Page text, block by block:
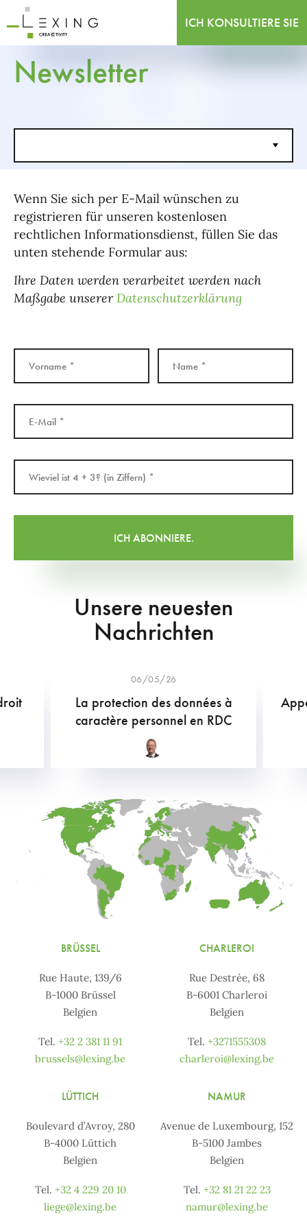
ICH KONSULTIERE SIE
Newsletter
Wenn Sie sich per E-Mail wünschen zu
registrieren für unseren kostenlosen
rechtlichen Informationsdienst, füllen Sie das
unten stehende Formular aus:
Ihre Daten werden verarbeitet werden nach
Maßgabe unsererDatenschutzerklärung
Unsere neuesten
Nachrichten
06/05/26
La protection des données à
caractère personnel en RDC
BRÜSSEL
Rue Haute, 139/6
B-1000 Brüssel
Belgien
Tel. +32 2 381 11 91
brussels@lexing.be
CHARLEROI
Rue Destrée, 68
B-6001 Charleroi
Belgien
Tel. +3271555308
charleroi@lexing.be
LÜTTICH
Boulevard d’Avroy, 280
B-4000 Lüttich
Belgien
Tel. +32 4 229 20 10
liege@lexing.be
NAMUR
Avenue de Luxembourg, 152
B-5100 Jambes
Belgien
Tel. +32 81 21 22 23
namur@lexing.be